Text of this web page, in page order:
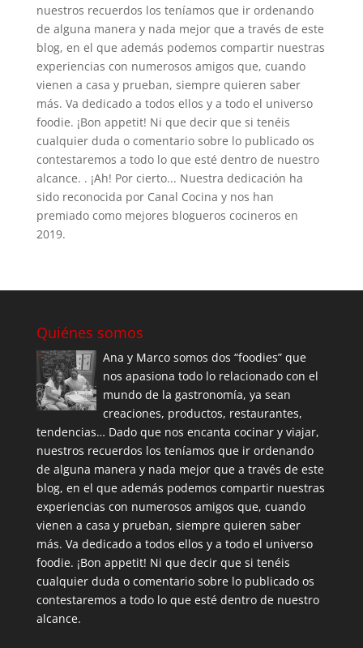
nuestros recuerdos los teníamos que ir ordenando
de alguna manera y nada mejor que a través de este
blog, en el que además podemos compartir nuestras
experiencias con numerosos amigos que, cuando
vienen a casa y prueban, siempre quieren saber
más. Va dedicado a todos ellos y a todo el universo
foodie. ¡Bon appetit! Ni que decir que si tenéis
cualquier duda o comentario sobre lo publicado os
contestaremos a todo lo que esté dentro de nuestro
alcance. . ¡Ah! Por cierto... Nuestra dedicación ha
sido reconocida por Canal Cocina y nos han
premiado como mejores blogueros cocineros en
2019.
Quiénes somos
Ana y Marco somos dos “foodies” que
nos apasiona todo lo relacionado con el
mundo de la gastronomía, ya sean
creaciones, productos, restaurantes,
tendencias… Dado que nos encanta cocinar y viajar,
nuestros recuerdos los teníamos que ir ordenando
de alguna manera y nada mejor que a través de este
blog, en el que además podemos compartir nuestras
experiencias con numerosos amigos que, cuando
vienen a casa y prueban, siempre quieren saber
más. Va dedicado a todos ellos y a todo el universo
foodie. ¡Bon appetit! Ni que decir que si tenéis
cualquier duda o comentario sobre lo publicado os
contestaremos a todo lo que esté dentro de nuestro
alcance.